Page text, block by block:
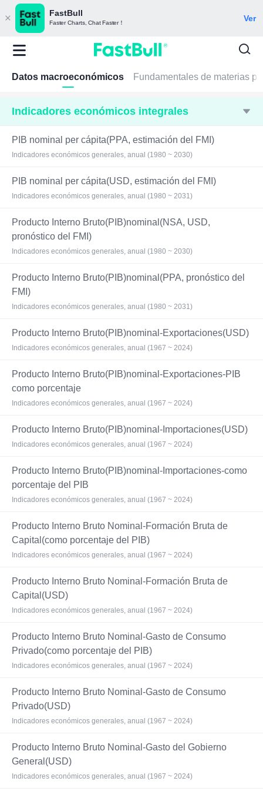
FastBull
Faster Charts, Chat Faster！ Ver
Datos macroeconómicos Fundamentales de materias
Indicadores económicos integrales
PIB nominal per cápita(PPA, estimación del FMI)
Indicadores económicos generales, anual (1980 ~ 2030)
PIB nominal per cápita(USD, estimación del FMI)
Indicadores económicos generales, anual (1980 ~ 2031)
Producto Interno Bruto(PIB)nominal(NSA, USD,
pronóstico del FMI)
Indicadores económicos generales, anual (1980 ~ 2030)
Producto Interno Bruto(PIB)nominal(PPA, pronóstico del
FMI)
Indicadores económicos generales, anual (1980 ~ 2031)
Producto Interno Bruto(PIB)nominal-Exportaciones(USD)
Indicadores económicos generales, anual (1967 ~ 2024)
Producto Interno Bruto(PIB)nominal-Exportaciones-PIB
como porcentaje
Indicadores económicos generales, anual (1967 ~ 2024)
Producto Interno Bruto(PIB)nominal-Importaciones(USD)
Indicadores económicos generales, anual (1967 ~ 2024)
Producto Interno Bruto(PIB)nominal-Importaciones-como
porcentaje del PIB
Indicadores económicos generales, anual (1967 ~ 2024)
Producto Interno Bruto Nominal-Formación Bruta de
Capital(como porcentaje del PIB)
Indicadores económicos generales, anual (1967 ~ 2024)
Producto Interno Bruto Nominal-Formación Bruta de
Capital(USD)
Indicadores económicos generales, anual (1967 ~ 2024)
Producto Interno Bruto Nominal-Gasto de Consumo
Privado(como porcentaje del PIB)
Indicadores económicos generales, anual (1967 ~ 2024)
Producto Interno Bruto Nominal-Gasto de Consumo
Privado(USD)
Indicadores económicos generales, anual (1967 ~ 2024)
Producto Interno Bruto Nominal-Gasto del Gobierno
General(USD)
Indicadores económicos generales, anual (1967 ~ 2024)